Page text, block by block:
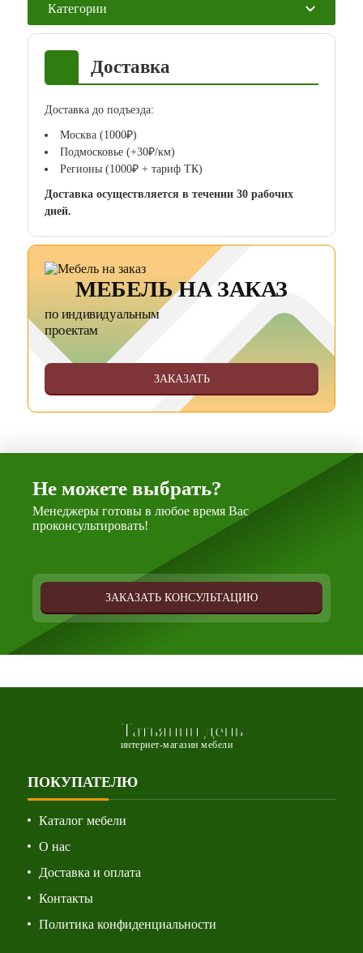
Категории
Доставка
Доставка до подъезда:
Москва (1000₽)
Подмосковье (+30₽/км)
Регионы (1000₽ + тариф ТК)
Доставка осуществляется в течении 30 рабочих
дней.
МЕБЕЛЬ НА ЗАКАЗ
по индивидуальным
проектам
ЗАКАЗАТЬ
Не можете выбрать?
Менеджеры готовы в любое время Вас
проконсультировать!
ЗАКАЗАТЬ КОНСУЛЬТАЦИЮ
Татьянин день
интернет-магазин мебели
ПОКУПАТЕЛЮ
Каталог мебели
О нас
Доставка и оплата
Контакты
Политика конфиденциальности